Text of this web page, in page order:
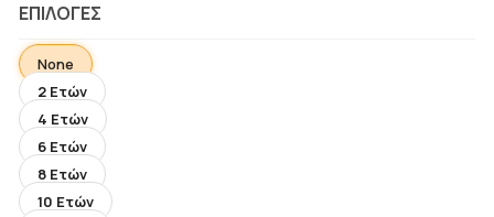
ΕΠΙΛΟΓΈΣ
None
2 Ετών
4 Ετών
6 Ετών
8 Ετών
10 Ετών